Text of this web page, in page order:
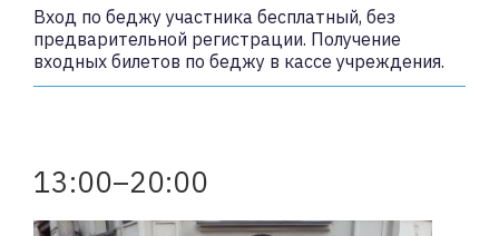
Вход по беджу участника бесплатный, без
предварительной регистрации. Получение
входных билетов по беджу в кассе учреждения.
13:00–20:00